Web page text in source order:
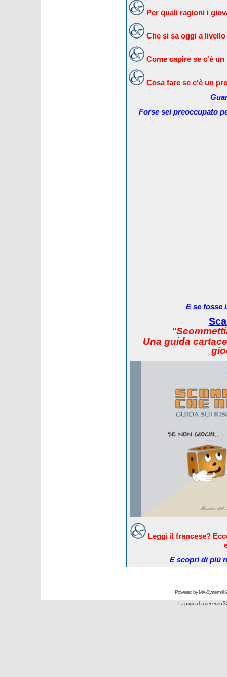
Per quali ragioni i
Che si sa oggi a
Come capire se c'è
Cosa fare se c'è un
Forse sei preoccupato
E se fosse
Una guida
Leggi il francese?
E scopri di più
Powered byMX-System©
La pagina ha generato